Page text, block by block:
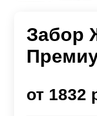
Забор
от 1832